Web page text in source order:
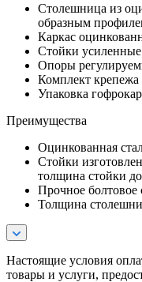
Столешница из
образным
Каркас
Стойки усиленные
Опоры
Комплект крепежа
Упаковка
Преимущества
Оцинкованная
Стойки
толщина стойки
Прочное болтовое
Толщина
Настоящие условия
товары и услуги,